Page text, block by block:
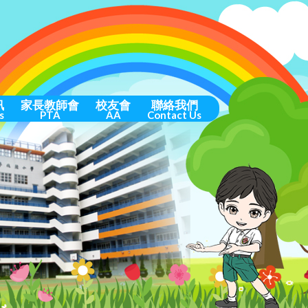
家長教師會
PTA
校友會
AA
聯絡我們
Contact Us